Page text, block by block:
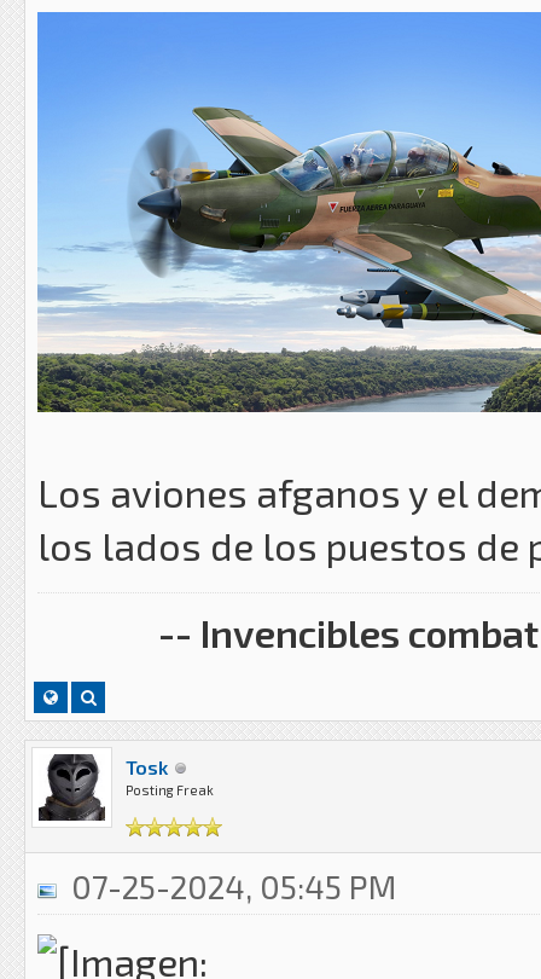
Los aviones afganos y el
los lados de los puestos de
-- Invencibles
Tosk
Posting Freak
07-25-2024, 05:45 PM